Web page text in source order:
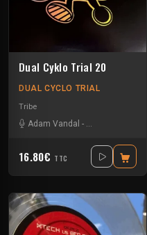
Dual Cyklo Trial 20
DUAL CYCLO TRIAL
Tribe
Adam Vandal -
16.80€ TTC